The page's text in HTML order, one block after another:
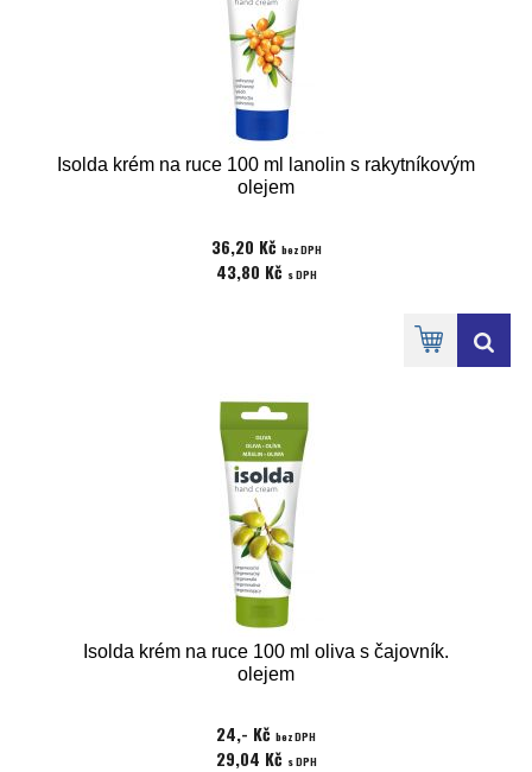
Isolda krém na ruce 100 ml lanolin s rakytníkovým
olejem
36,20 Kč bez DPH
43,80 Kč s DPH
Isolda krém na ruce 100 ml oliva s čajovník.
olejem
24,- Kč bez DPH
29,04 Kč s DPH